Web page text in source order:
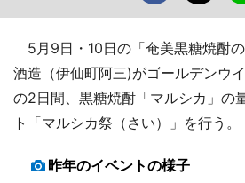
5月9日・10日の「奄美黒糖焼酎
酒造（伊仙町阿三)がゴールデンウ
の2日間、黒糖焼酎「マルシカ」の
ト「マルシカ祭（さい）」を行う。
昨年のイベントの様子